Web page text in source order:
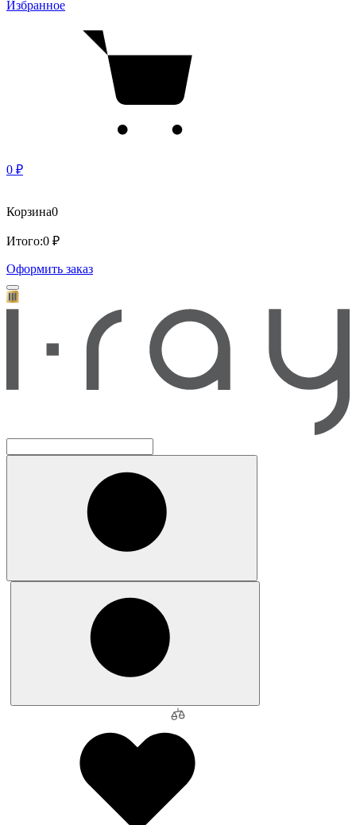
Избранное
0 ₽
Корзина0
Итого:0 ₽
Оформить заказ